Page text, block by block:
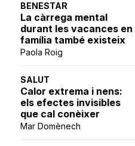
BENESTAR
La càrrega mental
durant les vacances en
família també existeix
Paola Roig
SALUT
Calor extrema i nens:
els efectes invisibles
que cal conèixer
Mar Domènech